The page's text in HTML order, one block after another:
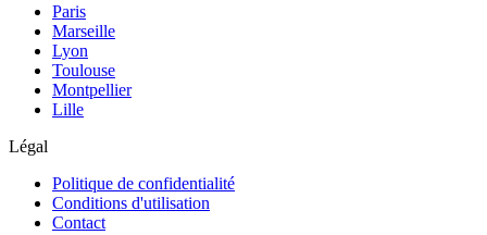
Paris
Marseille
Lyon
Toulouse
Montpellier
Lille
Légal
Politique de confidentialité
Conditions d'utilisation
Contact